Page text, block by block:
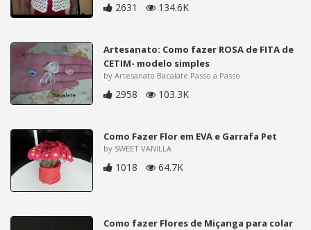
2631 134.6K
Artesanato: Como fazer ROSA de FITA de
CETIM- modelo simples
by Artesanato Bacalate Passo a Passo
2958 103.3K
Como Fazer Flor em EVA e Garrafa Pet
by SWEET VANILLA
1018 64.7K
Como fazer Flores de Miçanga para colar